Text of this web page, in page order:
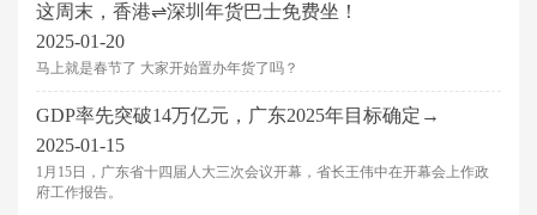
这周末，香港⇌深圳年货巴士免费坐！
2025-01-20
马上就是春节了 大家开始置办年货了吗？
GDP率先突破14万亿元，广东2025年目标确定→
2025-01-15
1月15日，广东省十四届人大三次会议开幕，省长王伟中在开幕会上作政
府工作报告。